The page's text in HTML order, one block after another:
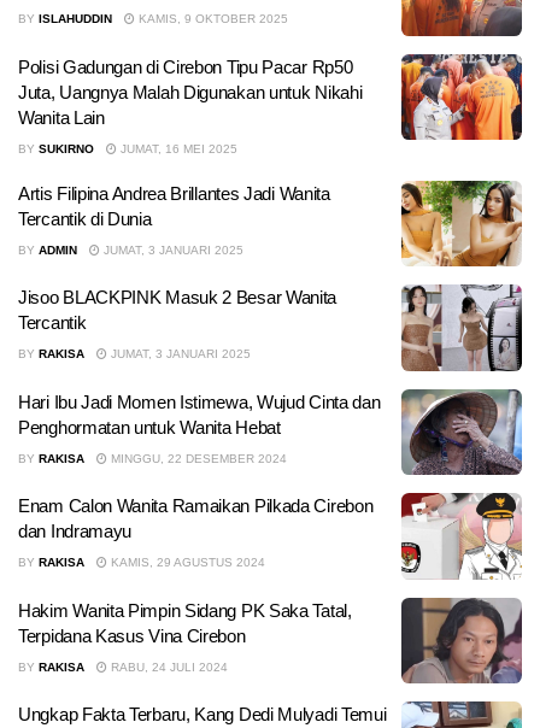
BY ISLAHUDDIN KAMIS, 9 OKTOBER 2025
Polisi Gadungan di Cirebon Tipu Pacar Rp50
Juta, Uangnya Malah Digunakan untuk Nikahi
Wanita Lain
BY SUKIRNO JUMAT, 16 MEI 2025
Artis Filipina Andrea Brillantes Jadi Wanita
Tercantik di Dunia
BY ADMIN JUMAT, 3 JANUARI 2025
Jisoo BLACKPINK Masuk 2 Besar Wanita
Tercantik
BY RAKISA JUMAT, 3 JANUARI 2025
Hari Ibu Jadi Momen Istimewa, Wujud Cinta dan
Penghormatan untuk Wanita Hebat
BY RAKISA MINGGU, 22 DESEMBER 2024
Enam Calon Wanita Ramaikan Pilkada Cirebon
dan Indramayu
BY RAKISA KAMIS, 29 AGUSTUS 2024
Hakim Wanita Pimpin Sidang PK Saka Tatal,
Terpidana Kasus Vina Cirebon
BY RAKISA RABU, 24 JULI 2024
Ungkap Fakta Terbaru, Kang Dedi Mulyadi Temui